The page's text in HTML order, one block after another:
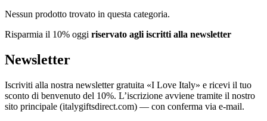
Nessun prodotto trovato in questa categoria.
Risparmia il 10% oggi riservato agli iscritti alla newsletter
Newsletter
Iscriviti alla nostra newsletter gratuita «I Love Italy» e ricevi il tuo
sconto di benvenuto del 10%. L’iscrizione avviene tramite il nostro
sito principale (italygiftsdirect.com) — con conferma via e-mail.